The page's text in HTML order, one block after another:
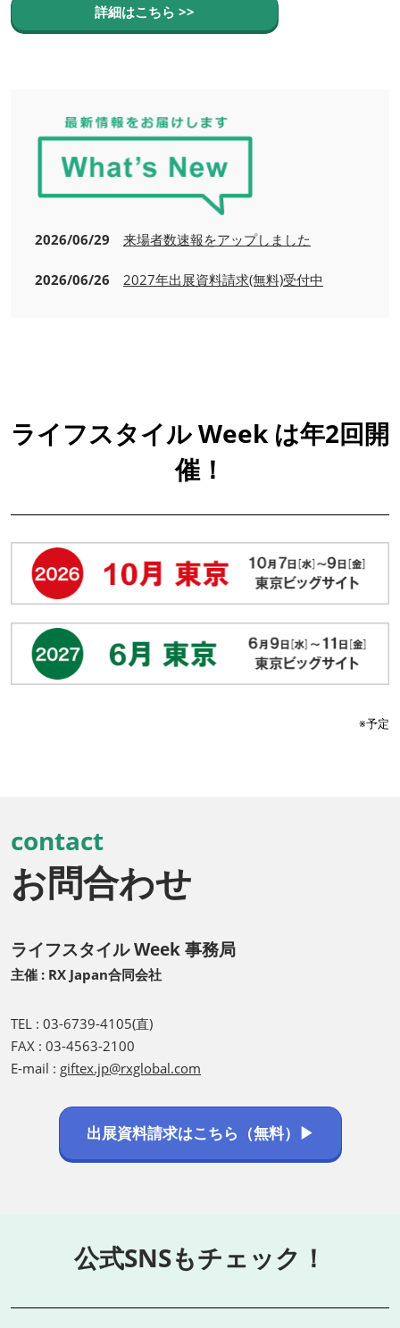
詳細はこちら >>
2026/06/29 来場者数速報をアップしました
2026/06/26 2027年出展資料請求(無料)受付中
ライフスタイル Week は年2回開
催！
※予定
contact
お問合わせ
ライフスタイル Week 事務局
主催 : RX Japan合同会社
TEL : 03-6739-4105(直)
FAX : 03-4563-2100
E-mail : giftex.jp@rxglobal.com
出展資料請求はこちら（無料）▶
公式SNSもチェック！